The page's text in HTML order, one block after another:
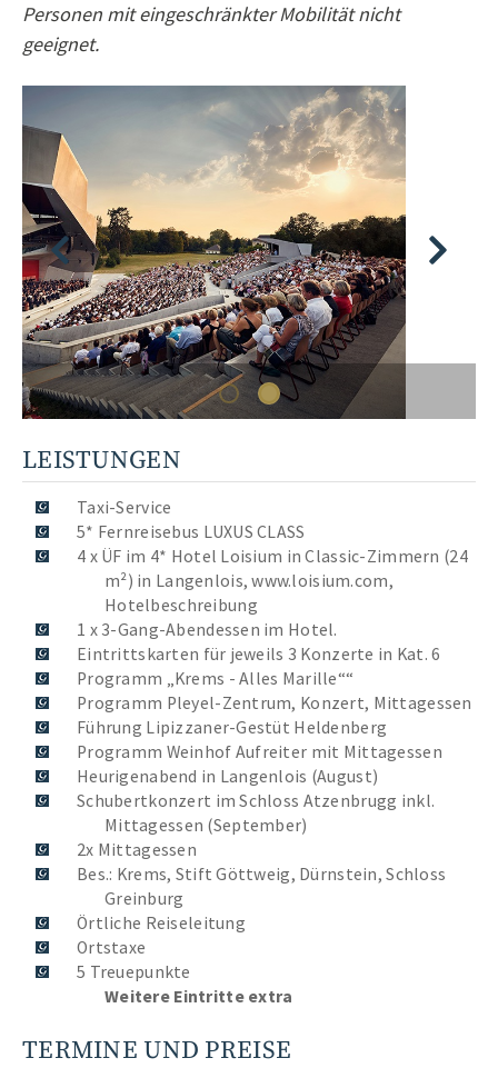
Personen mit eingeschränkter Mobilität nicht
geeignet.
LEISTUNGEN
Taxi-Service
5* Fernreisebus LUXUS CLASS
4 x ÜF im 4* Hotel Loisium in Classic-Zimmern (24
m²) in Langenlois, www.loisium.com,
Hotelbeschreibung
1 x 3-Gang-Abendessen im Hotel.
Eintrittskarten für jeweils 3 Konzerte in Kat. 6
Programm „Krems - Alles Marille““
Programm Pleyel-Zentrum, Konzert, Mittagessen
Führung Lipizzaner-Gestüt Heldenberg
Programm Weinhof Aufreiter mit Mittagessen
Heurigenabend in Langenlois (August)
Schubertkonzert im Schloss Atzenbrugg inkl.
Mittagessen (September)
2x Mittagessen
Bes.: Krems, Stift Göttweig, Dürnstein, Schloss
Greinburg
Örtliche Reiseleitung
Ortstaxe
5 Treuepunkte
Weitere Eintritte extra
TERMINE UND PREISE